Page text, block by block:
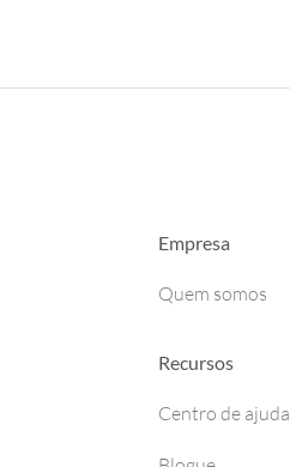
Empresa
Quem somos
Recursos
Centro de ajuda